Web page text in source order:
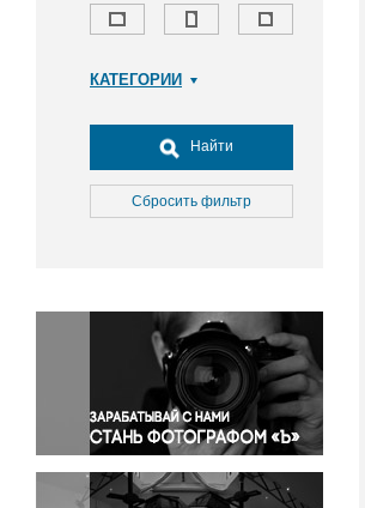
КАТЕГОРИИ
Досуг, туризм и отдых
Культура
Медицина
Окружающая среда
Политика
Правосудие
Происшествия и конфликты
Религия
Светская жизнь
Спорт
Найти
Сбросить фильтр